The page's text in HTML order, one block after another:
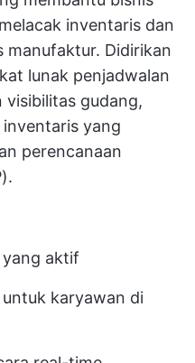
inventaris dan
manufaktur. Didirikan
lunak penjadwalan
visibilitas gudang,
yang
perencanaan
yang aktif
karyawan di